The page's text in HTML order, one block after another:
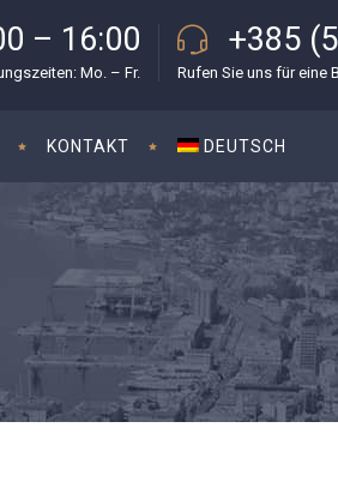
– 16:00
Mo. – Fr.
+385
Rufen Sie uns für eine
KONTAKT DEUTSCH